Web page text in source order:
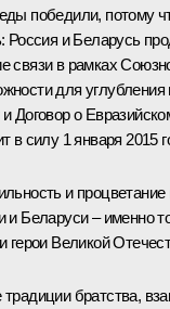
победили, потому
Россия и Беларусь
связи в рамках
для
Договор о
в силу 1 января 2015
и
и Беларуси – именно
герои Великой
братства,